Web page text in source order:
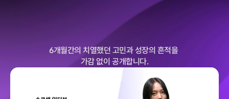
6개월간의 치열했던 고민과 성장의 흔적을
가감 없이 공개합니다.